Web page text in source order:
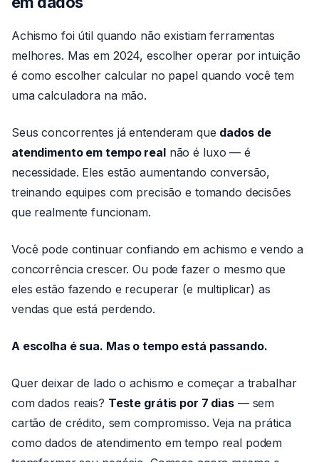
Achismo foi útil quando não existiam ferramentas
melhores. Mas em 2024, escolher operar por intuição
é como escolher calcular no papel quando você tem
uma calculadora na mão.
Seus concorrentes já entenderam que dados de
atendimento em tempo realnão é luxo — é
necessidade. Eles estão aumentando conversão,
treinando equipes com precisão e tomando decisões
que realmente funcionam.
Você pode continuar confiando em achismo e vendo a
concorrência crescer. Ou pode fazer o mesmo que
eles estão fazendo e recuperar (e multiplicar) as
vendas que está perdendo.
A escolha é sua. Mas o tempo está passando.
Quer deixar de lado o achismo e começar a trabalhar
com dados reais? Teste grátis por 7 dias— sem
cartão de crédito, sem compromisso. Veja na prática
como dados de atendimento em tempo real podem